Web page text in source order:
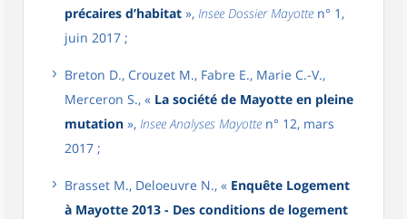
précaires d’habitat », Insee Dossier Mayotte n° 1,
juin 2017 ;
Breton D., Crouzet M., Fabre E., Marie C.-V.,
Merceron S., « La société de Mayotte en pleine
mutation », Insee Analyses Mayotte n° 12, mars
2017 ;
Brasset M., Deloeuvre N., « Enquête Logement
à Mayotte 2013 - Des conditions de logement